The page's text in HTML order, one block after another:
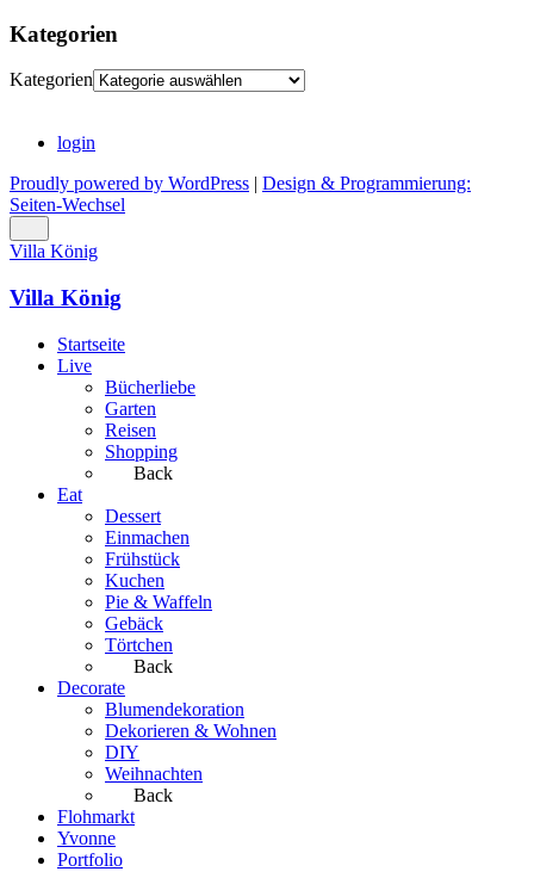
Kategorien
Kategorien
login
Proudly powered by WordPress
Design & Programmierung:
Seiten-Wechsel
Villa König
Villa König
Startseite
Live
Bücherliebe
Garten
Reisen
Shopping
Back
Eat
Dessert
Einmachen
Frühstück
Kuchen
Pie & Waffeln
Gebäck
Törtchen
Back
Decorate
Blumendekoration
Dekorieren & Wohnen
DIY
Weihnachten
Back
Flohmarkt
Yvonne
Portfolio